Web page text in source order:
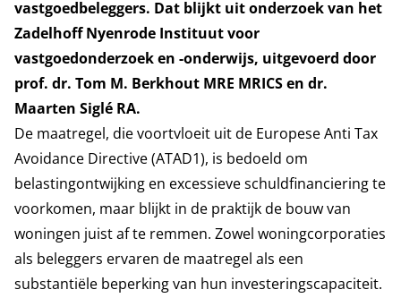
vastgoedbeleggers. Dat blijkt uit onderzoek van het
Zadelhoff Nyenrode Instituut voor
vastgoedonderzoek en -onderwijs, uitgevoerd door
prof. dr. Tom M. Berkhout MRE MRICS en dr.
Maarten Siglé RA.
De maatregel, die voortvloeit uit de Europese Anti Tax
Avoidance Directive (ATAD1), is bedoeld om
belastingontwijking en excessieve schuldfinanciering te
voorkomen, maar blijkt in de praktijk de bouw van
woningen juist af te remmen. Zowel woningcorporaties
als beleggers ervaren de maatregel als een
substantiële beperking van hun investeringscapaciteit.